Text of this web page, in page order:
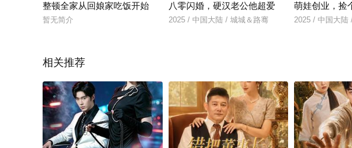
整顿全家从回娘家吃饭开始
暂无简介
八零闪婚，硬汉老公他超爱
2025 / 中国大陆 / 城城＆路骞
萌娃创业，捡
2025 / 中国大陆
相关推荐